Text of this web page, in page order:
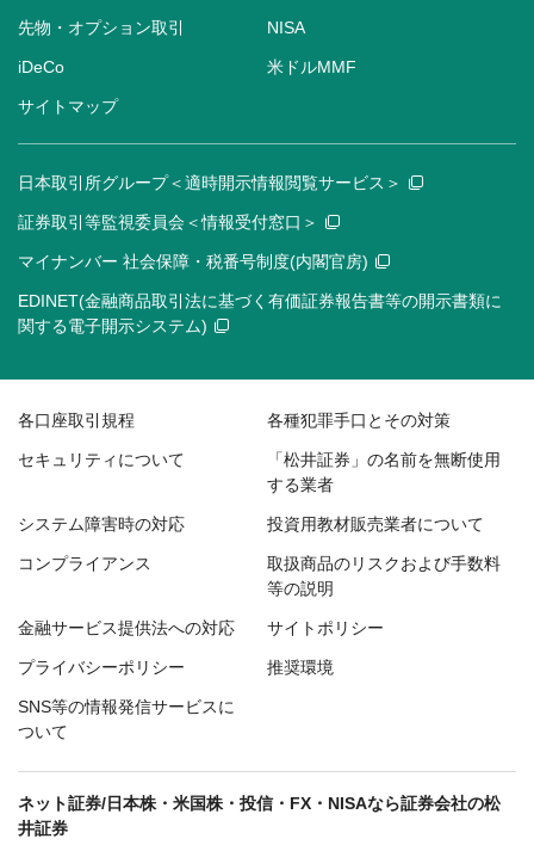
先物・オプション取引 NISA
iDeCo 米ドルMMF
サイトマップ
日本取引所グループ＜適時開示情報閲覧サービス＞
証券取引等監視委員会＜情報受付窓口＞
マイナンバー 社会保障・税番号制度(内閣官房)
EDINET(金融商品取引法に基づく有価証券報告書等の開示書類に
関する電子開示システム)
各口座取引規程 各種犯罪手口とその対策
セキュリティについて
「松井証券」の名前を無断使用
する業者
システム障害時の対応 投資用教材販売業者について
コンプライアンス
取扱商品のリスクおよび手数料
等の説明
金融サービス提供法への対応 サイトポリシー
プライバシーポリシー 推奨環境
SNS等の情報発信サービスに
ついて
ネット証券/日本株・米国株・投信・FX・NISAなら証券会社の松
井証券